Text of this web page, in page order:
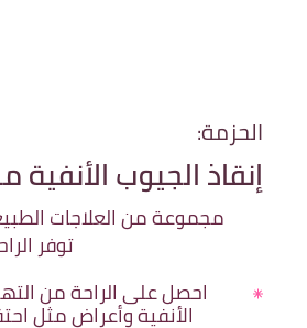
الحزمة:
إنقاذ الجيوب الأنفية
مجموعة من العلاجات
توفر
احصل على الراحة من
الأنفية وأعراض مثل